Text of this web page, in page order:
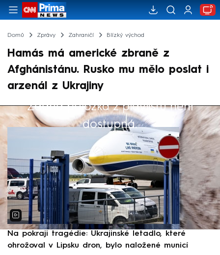
Domů Zprávy Zahraničí Blízký východ
Hamás má americké zbraně z
Afghánistánu. Rusko mu mělo poslat i
arzenál z Ukrajiny
Žádná položka z playlistu není
dostupná.
Výběr redakce
Na pokraji tragédie: Ukrajinské letadlo, které
ohrožoval v Lipsku dron, bylo naložené municí